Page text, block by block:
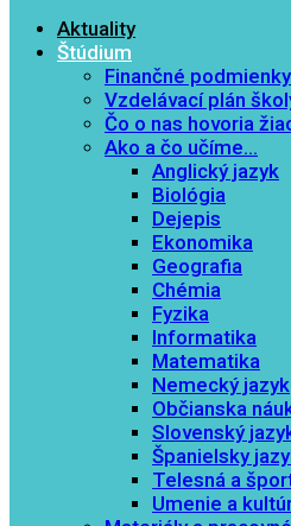
Aktuality
Štúdium
Finančné
Vzdelávací plán
Čo o nas hovoria
Ako a čo učíme…
Anglický jazyk
Biológia
Dejepis
Ekonomika
Geografia
Chémia
Fyzika
Informatika
Matematika
Nemecký jazyk
Občianska
Slovenský
Španielsky
Telesná a
Umenie a